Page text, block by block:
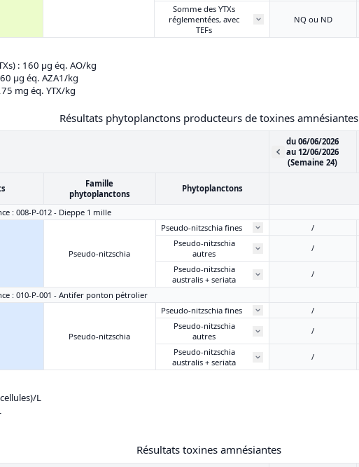
Somme des YTXs
réglementées, avec
TEFs
NQ ou ND
: 160 μg éq. AO/kg
μg éq. AZA1/kg
mg éq. YTX/kg
Résultats phytoplanctons producteurs de toxines amnésiantes
du 06/06/2026
au 12/06/2026
(Semaine 24)
Famille
phytoplanctons
Phytoplanctons
: 008-P-012 - Dieppe 1 mille
Pseudo-nitzschia
Pseudo-nitzschia fines /
Pseudo-nitzschia
autres
/
Pseudo-nitzschia
australis + seriata
/
: 010-P-001 - Antifer ponton pétrolier
Pseudo-nitzschia
Pseudo-nitzschia fines /
Pseudo-nitzschia
autres
/
Pseudo-nitzschia
australis + seriata
/
L
Résultats toxines amnésiantes